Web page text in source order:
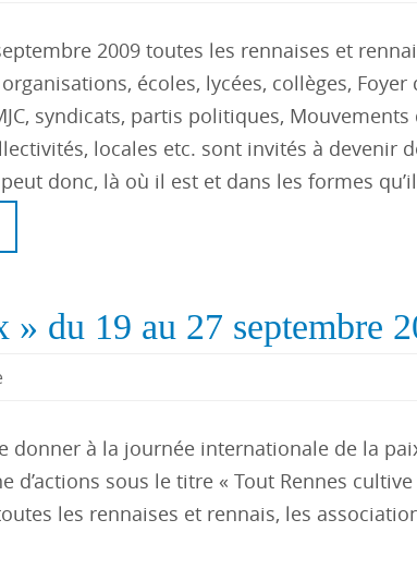
2009 toutes les rennaises et
écoles, lycées, collèges, Foyer
syndicats, partis politiques, Mouvements
locales etc. sont invités à devenir
donc, là où il est et dans les formes
du 19 au 27 septembre
donner à la journée internationale de la
sous le titre « Tout Rennes
les rennaises et rennais, les